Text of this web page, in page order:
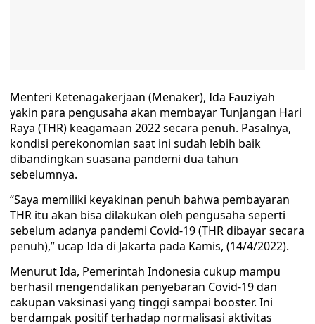
Menteri Ketenagakerjaan (Menaker), Ida Fauziyah
yakin para pengusaha akan membayar Tunjangan Hari
Raya (THR) keagamaan 2022 secara penuh. Pasalnya,
kondisi perekonomian saat ini sudah lebih baik
dibandingkan suasana pandemi dua tahun
sebelumnya.
“Saya memiliki keyakinan penuh bahwa pembayaran
THR itu akan bisa dilakukan oleh pengusaha seperti
sebelum adanya pandemi Covid-19 (THR dibayar secara
penuh),” ucap Ida di Jakarta pada Kamis, (14/4/2022).
Menurut Ida, Pemerintah Indonesia cukup mampu
berhasil mengendalikan penyebaran Covid-19 dan
cakupan vaksinasi yang tinggi sampai booster. Ini
berdampak positif terhadap normalisasi aktivitas